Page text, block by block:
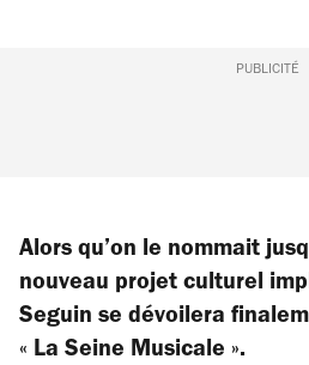
PUBLICITÉ
Alors qu’on le nommait
nouveau projet culturel
Seguin se dévoilera
« La Seine Musicale ».